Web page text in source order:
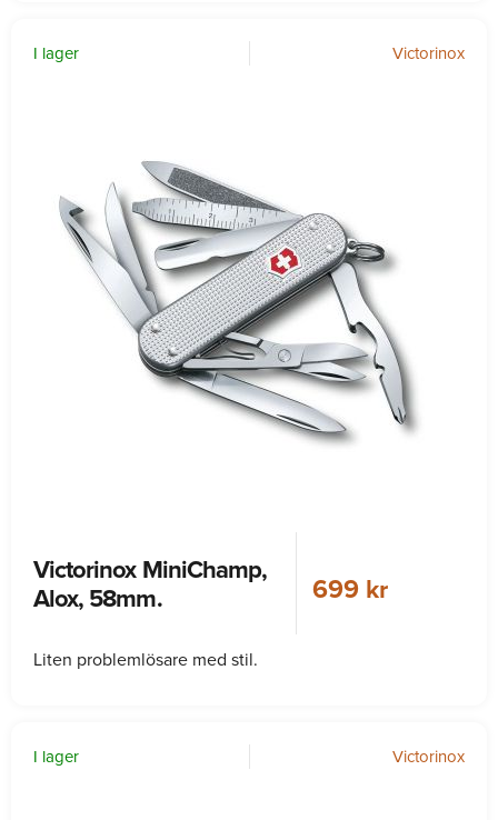
I lager Victorinox
Victorinox MiniChamp,
Alox, 58mm.
699 kr
Liten problemlösare med stil.
I lager Victorinox